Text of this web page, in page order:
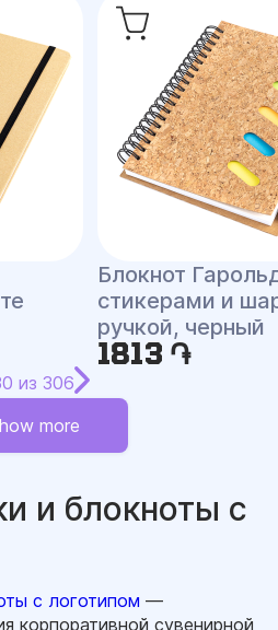
Блокнот
стикерами и
ручкой, черный
1813 ֏
из 306
more
и блокноты с
с логотипом —
корпоративной сувенирной